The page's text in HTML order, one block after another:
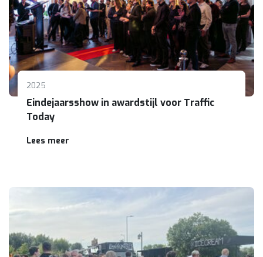
2025
Eindejaarsshow in awardstijl voor Traffic
Today
Lees meer